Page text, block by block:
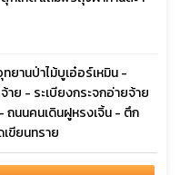
ยานป่าไม้บูเอ๋อร์เหมิน -
ย - ระเบียงกระจกอ่ายจ้าย
นนคนเดินฝูหรงเจิ้น - ตึก
ขียนทราย